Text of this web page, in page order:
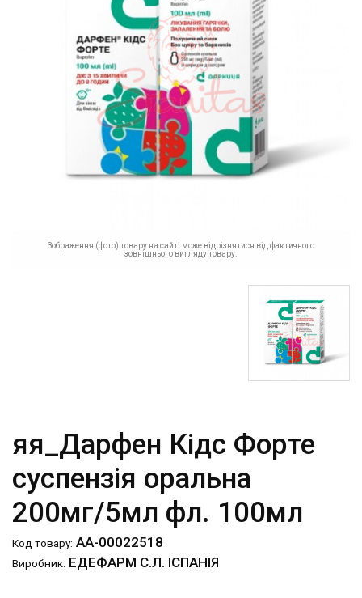
Зображення (фото) товару на сайті може відрізнятися від фактичного
зовнішнього вигляду товару.
яя_Дарфен Кідс Форте
суспензія оральна
200мг/5мл фл. 100мл
Код товару: АА-00022518
Виробник: ЕДЕФАРМ С.Л. ІСПАНІЯ